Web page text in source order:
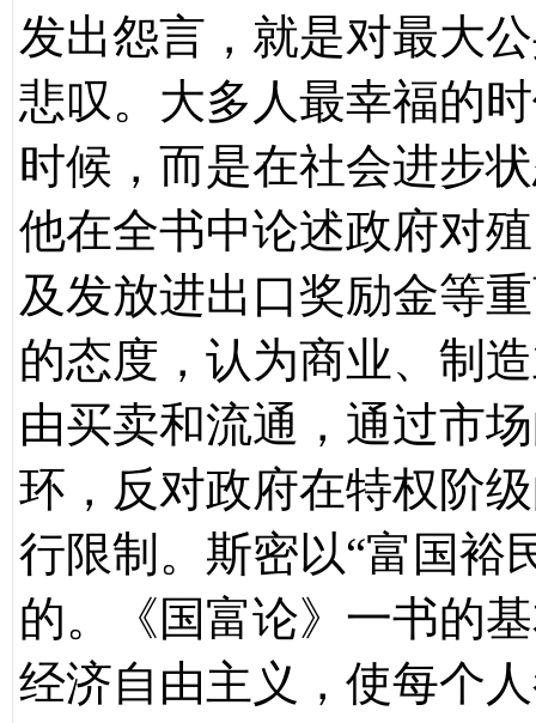
发出怨言，就是对最大
悲叹。大多人最幸福的
时候，而是在社会进步
他在全书中论述政府对
及发放进出口奖励金等
的态度，认为商业、制
由买卖和流通，通过市
环，反对政府在特权阶
行限制。斯密以“富国裕
的。《国富论》一书的
经济自由主义，使每个